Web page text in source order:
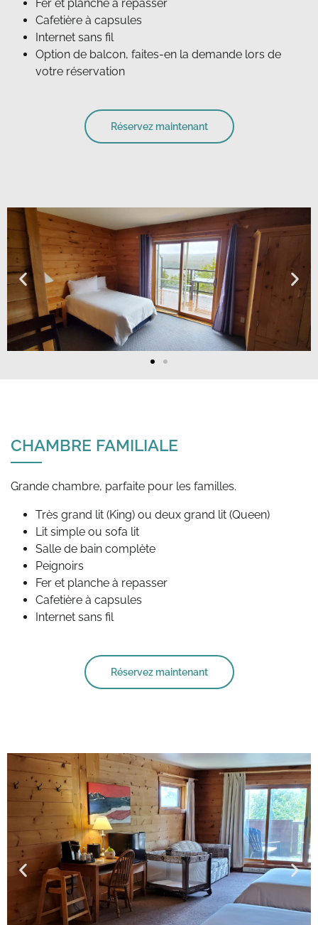
Fer et planche à repasser
Cafetière à capsules
Internet sans fil
Option de balcon, faites-en la demande lors de
votre réservation
Réservez maintenant
CHAMBRE FAMILIALE
Très grand lit (King) ou deux grand lit (Queen)
Lit simple ou sofa lit
Salle de bain complète
Peignoirs
Fer et planche à repasser
Cafetière à capsules
Internet sans fil
Réservez maintenant